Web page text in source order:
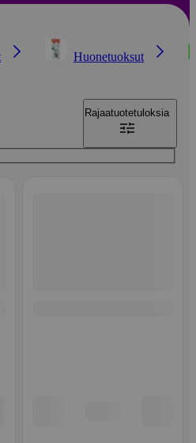
Huonetuoksut
Rajaatuotetuloksia